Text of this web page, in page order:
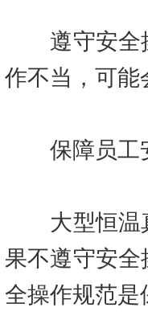
遵守安全操
作不当，可能
保障员工
大型恒温真
果不遵守安
全操作规范是